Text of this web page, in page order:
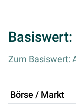
Zum Basiswert:
Börse / Markt